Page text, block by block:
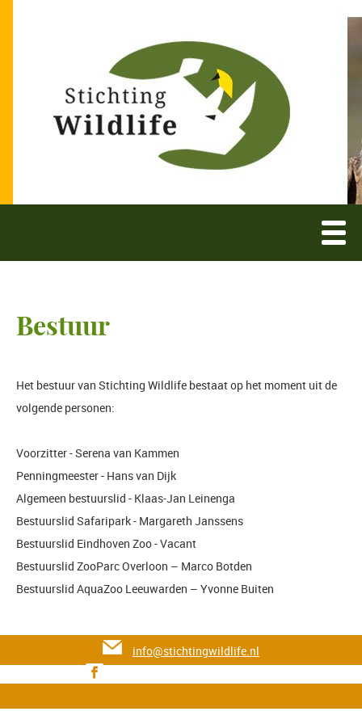
Bestuur
Het bestuur van Stichting Wildlife bestaat op het moment uit de
volgende personen:
Voorzitter - Serena van Kammen
Penningmeester - Hans van Dijk
Algemeen bestuurslid - Klaas-Jan Leinenga
Bestuurslid Safaripark - Margareth Janssens
Bestuurslid Eindhoven Zoo - Vacant
Bestuurslid ZooParc Overloon – Marco Botden
Bestuurslid AquaZoo Leeuwarden – Yvonne Buiten
info@stichtingwildlife.nl